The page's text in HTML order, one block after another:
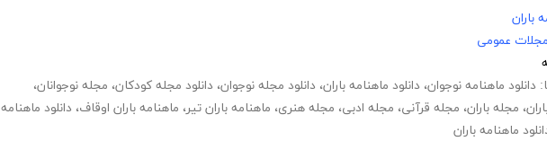
باران
مجلات عمومی
دانلود ماهنامه نوجوان، دانلود ماهنامه باران، دانلود مجله نوجوان، دانلود مجله کودکان، مجله نوجوانان،
، مجله باران، مجله قرآنی، مجله ادبی، مجله هنری، ماهنامه باران تیر، ماهنامه باران اوقاف، دانلود ماهنامه
ماهنامه باران